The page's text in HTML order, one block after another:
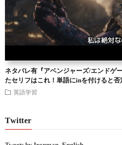
ネタバレ有『アベンジャーズ/エンドゲ
たセリフはこれ！単語にinを付けると否
英語学習
Twitter